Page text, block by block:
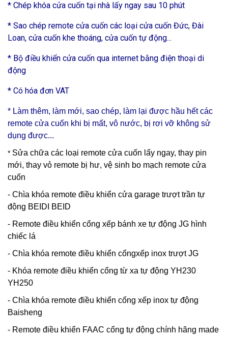
* Chép khóa cửa cuốn tại nhà lấy ngay sau 10 phút
* Sao chép remote cửa cuốn các loại cửa cuốn Đức, Đài
Loan, cửa cuốn khe thoáng, cửa cuốn tự động...
* Bộ điều khiển cửa cuốn qua internet bằng điện thoại di
động
* Có hóa đơn VAT
* Làm thêm, làm mới, sao chép, làm lại được hầu hết các
remote cửa cuốn khi bị mất, vô nước, bị rơi vỡ không sử
dụng được...
* Sửa chữa các loại remote cửa cuốn lấy ngay, thay pin
mới, thay vỏ remote bị hư, vệ sinh bo mạch remote cửa
cuốn
- Chìa khóa remote điều khiển cửa garage trượt trần tự
động BEIDI BEID
- Remote điều khiển cổng xếp bánh xe tự động JG hình
chiếc lá
- Chìa khóa remote điều khiển cổngxếp inox trượt JG
- Khóa remote điều khiển cổng từ xa tự động YH230
YH250
- Chìa khóa remote điều khiển cổng xếp inox tự động
Baisheng
- Remote điều khiển FAAC cổng tự động chính hãng made